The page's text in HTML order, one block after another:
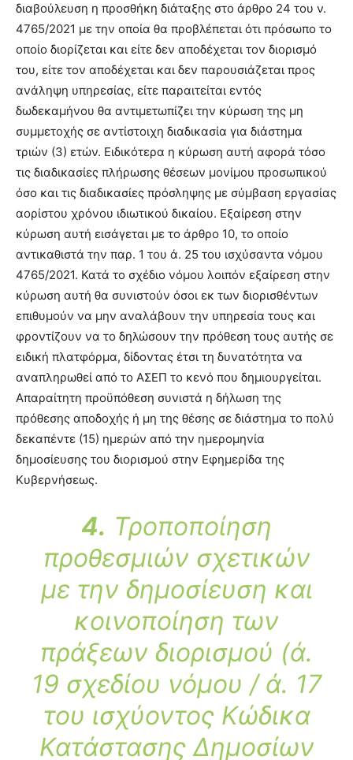
διαβούλευση η προσθήκη διάταξης στο άρθρο 24 του ν.
4765/2021 με την οποία θα προβλέπεται ότι πρόσωπο το
οποίο διορίζεται και είτε δεν αποδέχεται τον διορισμό
του, είτε τον αποδέχεται και δεν παρουσιάζεται προς
ανάληψη υπηρεσίας, είτε παραιτείται εντός
δωδεκαμήνου θα αντιμετωπίζει την κύρωση της μη
συμμετοχής σε αντίστοιχη διαδικασία για διάστημα
τριών (3) ετών. Ειδικότερα η κύρωση αυτή αφορά τόσο
τις διαδικασίες πλήρωσης θέσεων μονίμου προσωπικού
όσο και τις διαδικασίες πρόσληψης με σύμβαση εργασίας
αορίστου χρόνου ιδιωτικού δικαίου. Εξαίρεση στην
κύρωση αυτή εισάγεται με το άρθρο 10, το οποίο
αντικαθιστά την παρ. 1 του ά. 25 του ισχύσαντα νόμου
4765/2021. Κατά το σχέδιο νόμου λοιπόν εξαίρεση στην
κύρωση αυτή θα συνιστούν όσοι εκ των διορισθέντων
επιθυμούν να μην αναλάβουν την υπηρεσία τους και
φροντίζουν να το δηλώσουν την πρόθεση τους αυτής σε
ειδική πλατφόρμα, δίδοντας έτσι τη δυνατότητα να
αναπληρωθεί από το ΑΣΕΠ το κενό που δημιουργείται.
Απαραίτητη προϋπόθεση συνιστά η δήλωση της
πρόθεσης αποδοχής ή μη της θέσης σε διάστημα το πολύ
δεκαπέντε (15) ημερών από την ημερομηνία
δημοσίευσης του διορισμού στην Εφημερίδα της
Κυβερνήσεως.
4. Τροποποίηση
προθεσμιών σχετικών
με την δημοσίευση και
κοινοποίηση των
πράξεων διορισμού (ά.
19 σχεδίου νόμου / ά. 17
του ισχύοντος Κώδικα
Κατάστασης Δημοσίων